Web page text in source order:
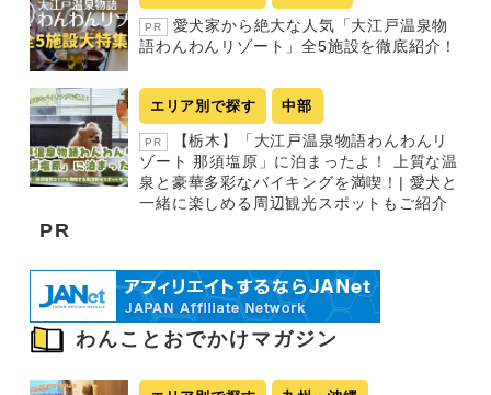
PR
愛犬家から絶大な人気「大江戸温泉物
語わんわんリゾート」全5施設を徹底紹介！
エリア別で探す 中部
PR
【栃木】「大江戸温泉物語わんわんリ
ゾート 那須塩原」に泊まったよ！ 上質な温
泉と豪華多彩なバイキングを満喫！| 愛犬と
一緒に楽しめる周辺観光スポットもご紹介
PR
わんことおでかけマガジン